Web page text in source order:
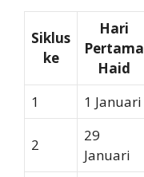
Siklus
ke
Hari
Pertama
Haid
1
1 Januari
2
29
Januari